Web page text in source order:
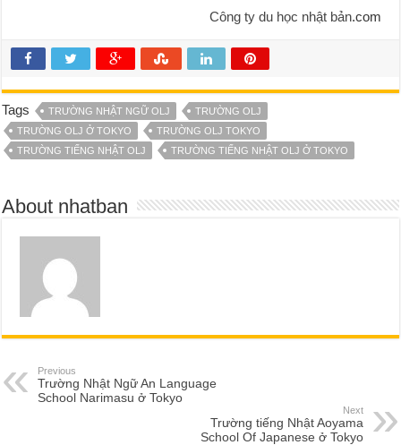
Công ty du học nhật bản.com
Tags TRƯỜNG NHẬT NGỮ OLJ
TRƯỜNG OLJ
TRƯỜNG OLJ Ở TOKYO
TRƯỜNG OLJ TOKYO
TRƯỜNG TIẾNG NHẬT OLJ
TRƯỜNG TIẾNG NHẬT OLJ Ở TOKYO
About nhatban
Previous
Trường Nhật Ngữ An Language
School Narimasu ở Tokyo
Next
Trường tiếng Nhật Aoyama
School Of Japanese ở Tokyo